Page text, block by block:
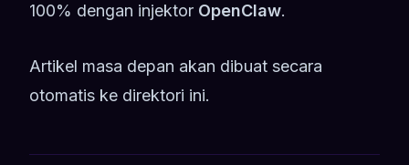
100% dengan injektor OpenClaw.
Artikel masa depan akan dibuat secara
otomatis ke direktori ini.